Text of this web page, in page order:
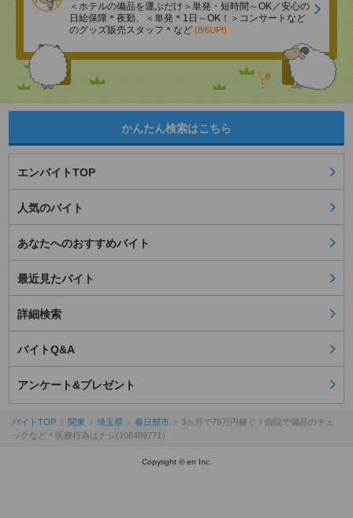
＜ホテルの備品を運ぶだけ＞単発・短時間～OK／安心の
日給保障＊夜勤、＜単発＊1日～OK！＞コンサートなど
のグッズ販売スタッフ＊など (8/6UP!)
かんたん検索はこちら
エンバイトTOP
人気のバイト
あなたへのおすすめバイト
最近見たバイト
詳細検索
バイトQ&A
アンケート&プレゼント
バイトTOP 関東 埼玉県 春日部市
3ヵ月で79万円稼ぐ！病院で備品のチェ
ックなど＊医療行為はナシ(108489771）
Copyright © en Inc.